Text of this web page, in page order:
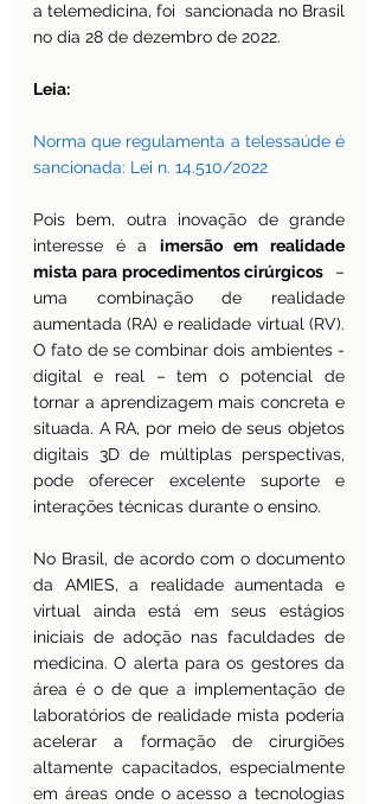
a telemedicina, foi  sancionada no Brasil
no dia 28 de dezembro de 2022.
Leia:
Norma que regulamenta a telessaúde é
sancionada: Lei n. 14.510/2022
Pois bem, outra inovação de grande
interesse é a imersão em realidade
mista para procedimentos cirúrgicos –
uma combinação de realidade
aumentada (RA) e realidade virtual (RV).
O fato de se combinar dois ambientes -
digital e real – tem o potencial de
tornar a aprendizagem mais concreta e
situada. A RA, por meio de seus objetos
digitais 3D de múltiplas perspectivas,
pode oferecer excelente suporte e
interações técnicas durante o ensino.
No Brasil, de acordo com o documento
da AMIES, a realidade aumentada e
virtual ainda está em seus estágios
iniciais de adoção nas faculdades de
medicina. O alerta para os gestores da
área é o de que a implementação de
laboratórios de realidade mista poderia
acelerar a formação de cirurgiões
altamente capacitados, especialmente
em áreas onde o acesso a tecnologias